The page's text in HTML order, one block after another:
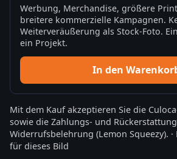
Werbung, Merchandise, größere
breitere kommerzielle Kampagnen.
Weiterveräußerung als Stock-Foto.
ein Projekt.
In den
Mit dem Kauf akzeptieren Sie die
sowie die Zahlungs- und
Widerrufsbelehrung (Lemon Squeezy). ·
für dieses Bild